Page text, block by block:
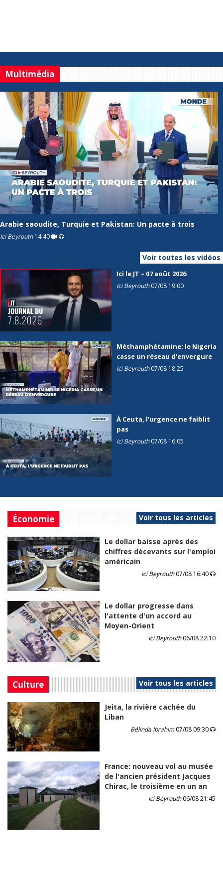
Multimédia
Arabie saoudite, Turquie et Pakistan: Un pacte à trois
Ici Beyrouth14:40
Voir toutes les vidéos
Ici le JT – 07 août 2026
Ici Beyrouth07/08 19:00
Méthamphétamine: le Nigeria
casse un réseau d'envergure
Ici Beyrouth07/08 18:25
À Ceuta, l’urgence ne faiblit
pas
Ici Beyrouth07/08 16:05
Économie Voir tous les articles
Le dollar baisse après des
chiffres décevants sur l'emploi
américain
Ici Beyrouth07/08 16:40
Le dollar progresse dans
l'attente d'un accord au
Moyen-Orient
Ici Beyrouth06/08 22:10
Culture Voir tous les articles
Jeita, la rivière cachée du
Liban
Bélinda Ibrahim07/08 09:30
France: nouveau vol au musée
de l'ancien président Jacques
Chirac, le troisième en un an
Ici Beyrouth06/08 21:45